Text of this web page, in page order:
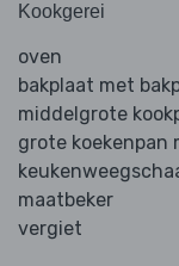
Kookgerei
oven
bakplaat met
middelgrote
grote koekenpan
maatbeker
vergiet